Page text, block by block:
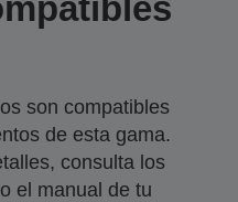
son compatibles
de esta gama.
consulta los
el manual de tu